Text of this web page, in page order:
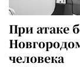
При атаке
человека